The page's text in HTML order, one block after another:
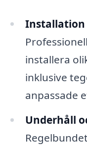
Installation
installera
inklusive
anpassade
Underhåll